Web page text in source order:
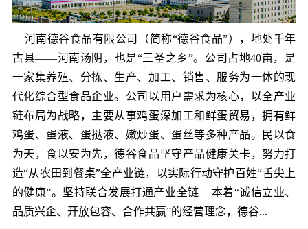
河南德谷食品有限公司（简称“德谷食品”），地处千年
古县——河南汤阴，也是“三圣之乡”。公司占地40亩，是
一家集养殖、分拣、生产、加工、销售、服务为一体的现
代化综合型食品企业。公司以用户需求为核心，以全产业
链布局为战略，主要从事鸡蛋深加工和鲜蛋贸易，拥有鲜
鸡蛋、蛋液、蛋挞液、嫩炒蛋、蛋丝等多种产品。民以食
为天，食以安为先，德谷食品坚守产品健康关卡，努力打
造“从农田到餐桌”全产业链，以实际行动守护百姓“舌尖上
的健康”。坚持联合发展打通产业全链 本着“诚信立业、
品质兴企、开放包容、合作共赢”的经营理念，德谷...